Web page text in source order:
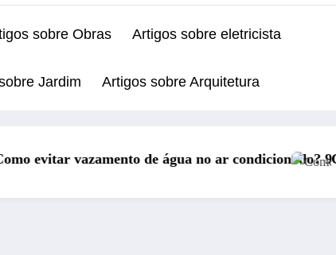
sobre Obras Artigos sobre eletricista
Jardim Artigos sobre Arquitetura
água no ar condicionado? 9 cuidados!
Como saber se a